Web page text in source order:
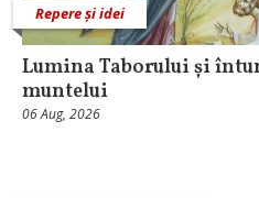
Repere și idei
Lumina Taborului și
muntelui
06 Aug, 2026